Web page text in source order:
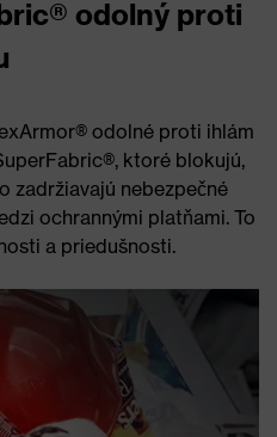
odolný proti
odolné proti ihlám
ktoré blokujú,
zadržiavajú nebezpečné
ochrannými platňami. To
a priedušnosti.